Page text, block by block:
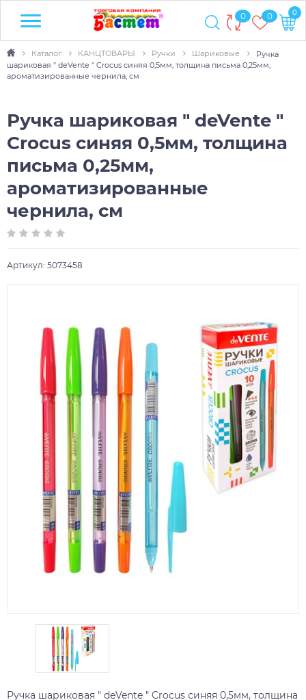
0 0 0
Каталог КАНЦТОВАРЫ Ручки Шариковые
Ручка
шариковая " deVente " Crocus синяя 0,5мм, толщина письма 0,25мм,
ароматизированные чернила, см
Ручка шариковая " deVente "
Crocus синяя 0,5мм, толщина
письма 0,25мм,
ароматизированные
чернила, см
Артикул: 5073458
Ручка шариковая " deVente " Crocus синяя 0,5мм, толщина